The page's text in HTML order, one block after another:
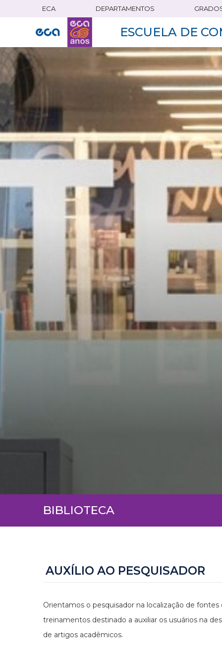
contenido
principal
ECA DEPARTAMENTOS
ESCUELA DE
BIBLIOTECA
AUXÍLIO AO PESQUISADOR
Orientamos o pesquisador na localização de
treinamentos destinado a auxiliar os usuários na
de artigos acadêmicos.